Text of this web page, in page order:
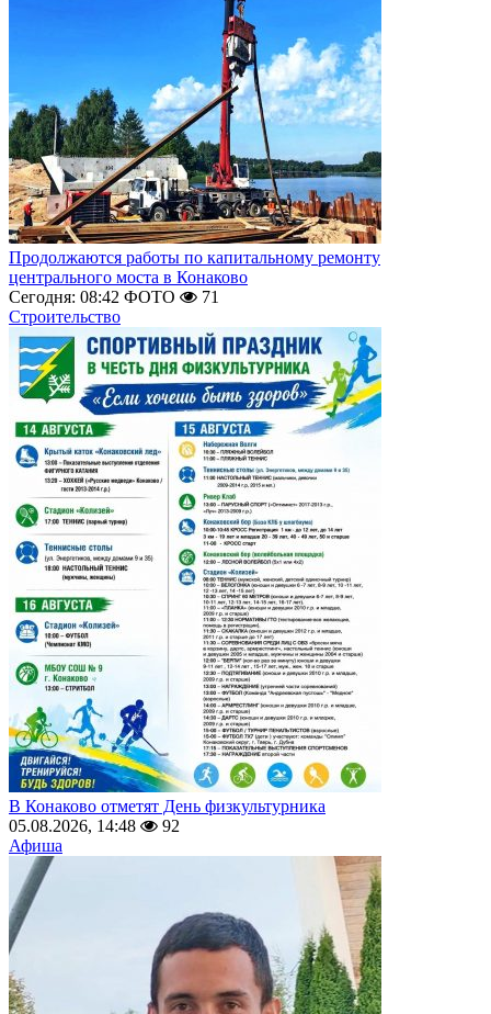
Продолжаются работы по капитальному ремонту
центрального моста в Конаково
Сегодня: 08:42 ФОТО
71
Строительство
В Конаково отметят День физкультурника
05.08.2026, 14:48
92
Афиша